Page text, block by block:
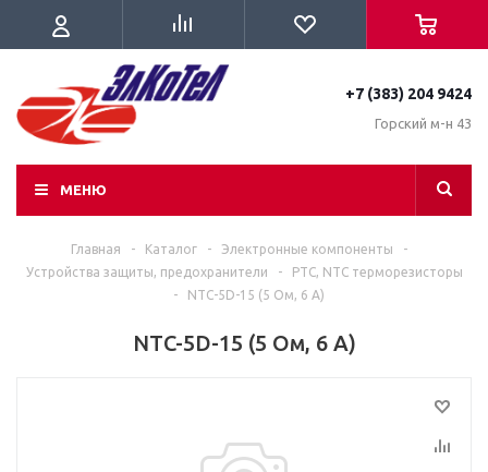
+7 (383) 204 9424
Горский м-н 43
МЕНЮ
Главная - Каталог - Электронные компоненты
-
Устройства защиты, предохранители
-
PTC, NTC терморезисторы
-
NTC-5D-15 (5 Ом, 6 А)
NTC-5D-15 (5 Ом, 6 А)